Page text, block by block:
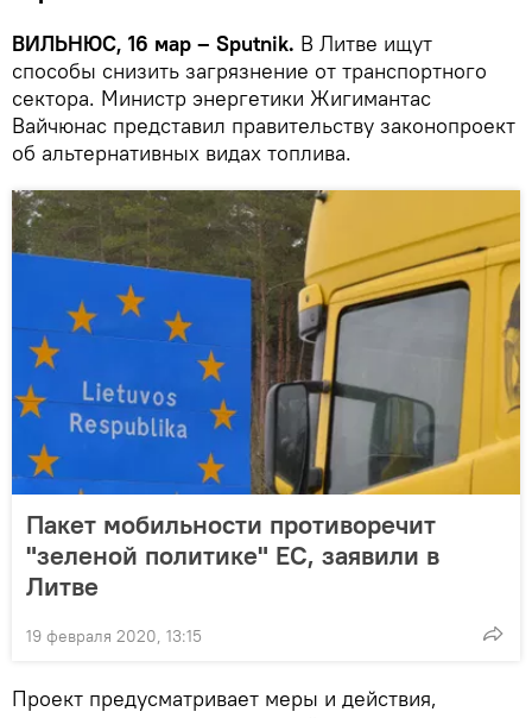
ВИЛЬНЮС, 16 мар – Sputnik. В Литве ищут
способы снизить загрязнение от транспортного
сектора. Министр энергетики Жигимантас
Вайчюнас представил правительству законопроект
об альтернативных видах топлива.
Пакет мобильности противоречит
"зеленой политике" ЕС, заявили в
Литве
19 февраля 2020, 13:15
Проект предусматривает меры и действия,